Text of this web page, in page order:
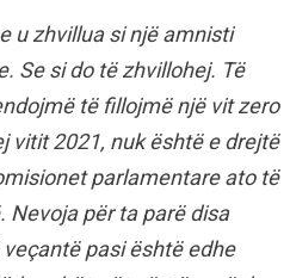
u zhvillua si një amnisti
Se si do të zhvillohej. Të
të fillojmë një vit zero
vitit 2021, nuk është e drejtë
parlamentare ato të
Nevoja për ta parë disa
pasi është edhe